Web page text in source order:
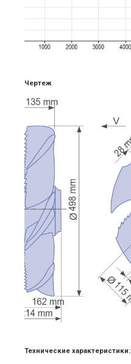
Чертеж
Технические характеристики: